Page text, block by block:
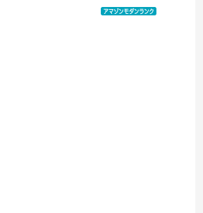
価格：¥100